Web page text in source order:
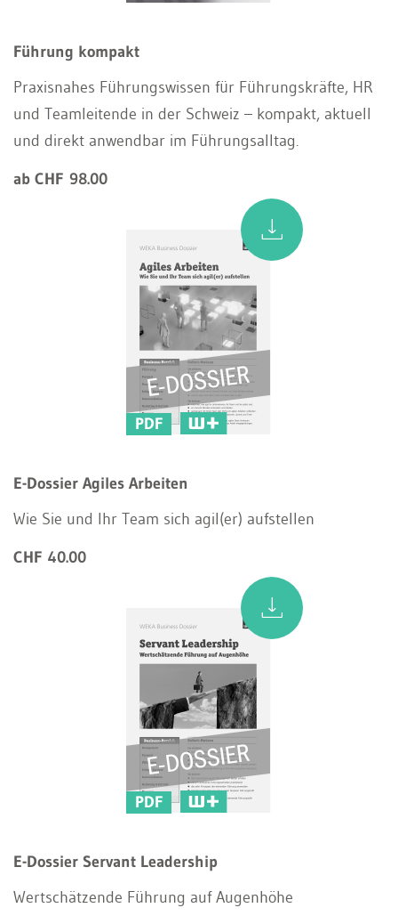
Führung kompakt
Praxisnahes Führungswissen für Führungskräfte, HR
und Teamleitende in der Schweiz – kompakt, aktuell
und direkt anwendbar im Führungsalltag.
ab CHF 98.00
PDF
E-Dossier Agiles Arbeiten
Wie Sie und Ihr Team sich agil(er) aufstellen
CHF 40.00
PDF
E-Dossier Servant Leadership
Wertschätzende Führung auf Augenhöhe